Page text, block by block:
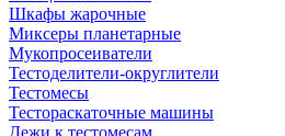
Шкафы жарочные
Миксеры планетарные
Мукопросеиватели
Тестоделители-округлители
Тестомесы
Тестораскаточные машины
Дежи к тестомесам